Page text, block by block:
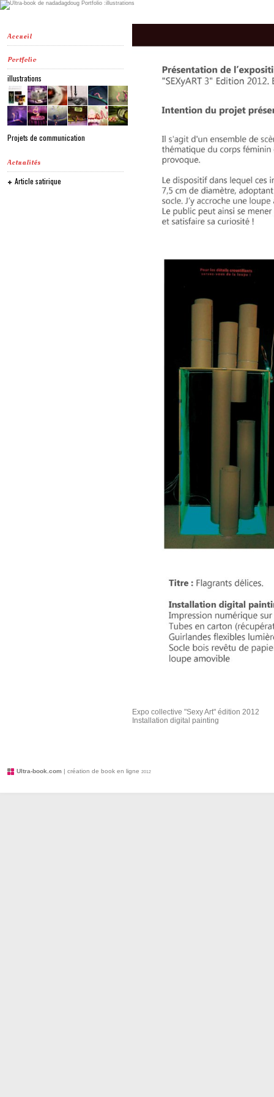
Accueil
Portfolio
illustrations
Projets de communication
Actualités
Article satirique
Expo collective "Sexy Art" édition 2012
Installation digital painting
Ultra-book.com | création de book en ligne 2012